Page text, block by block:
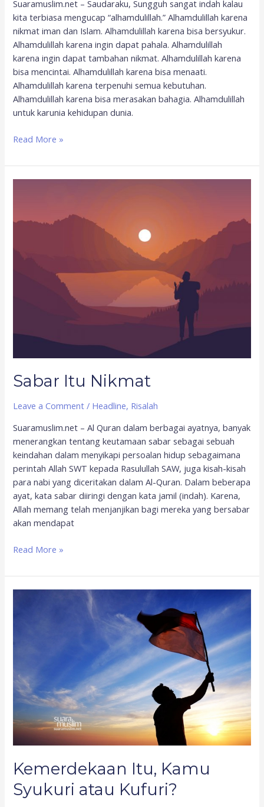
Suaramuslim.net – Saudaraku, Sungguh sangat indah kalau
kita terbiasa mengucap “alhamdulillah.” Alhamdulillah karena
nikmat iman dan Islam. Alhamdulillah karena bisa bersyukur.
Alhamdulillah karena ingin dapat pahala. Alhamdulillah
karena ingin dapat tambahan nikmat. Alhamdulillah karena
bisa mencintai. Alhamdulillah karena bisa menaati.
Alhamdulillah karena terpenuhi semua kebutuhan.
Alhamdulillah karena bisa merasakan bahagia. Alhamdulillah
untuk karunia kehidupan dunia.
Read More »
Sabar Itu Nikmat
Leave a Comment / Headline, Risalah
Suaramuslim.net – Al Quran dalam berbagai ayatnya, banyak
menerangkan tentang keutamaan sabar sebagai sebuah
keindahan dalam menyikapi persoalan hidup sebagaimana
perintah Allah SWT kepada Rasulullah SAW, juga kisah-kisah
para nabi yang diceritakan dalam Al-Quran. Dalam beberapa
ayat, kata sabar diiringi dengan kata jamil (indah). Karena,
Allah memang telah menjanjikan bagi mereka yang bersabar
akan mendapat
Read More »
Kemerdekaan Itu, Kamu
Syukuri atau Kufuri?